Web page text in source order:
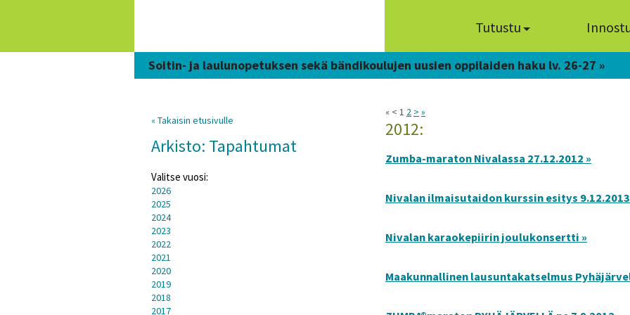
Tutustu
Soitin- ja laulunopetuksen sekä bändikoulujen uusien oppilaiden haku lv. 26-27 »
« < 1 2 > »
2012:
Zumba-maraton Nivalassa 27.12.2012 »
Nivalan ilmaisutaidon kurssin esitys 9.12.2013
Nivalan karaokepiirin joulukonsertti »
Maakunnallinen lausuntakatselmus
« Takaisin etusivulle
Arkisto: Tapahtumat
Valitse vuosi:
2026
2025
2024
2023
2022
2021
2020
2019
2018
2017